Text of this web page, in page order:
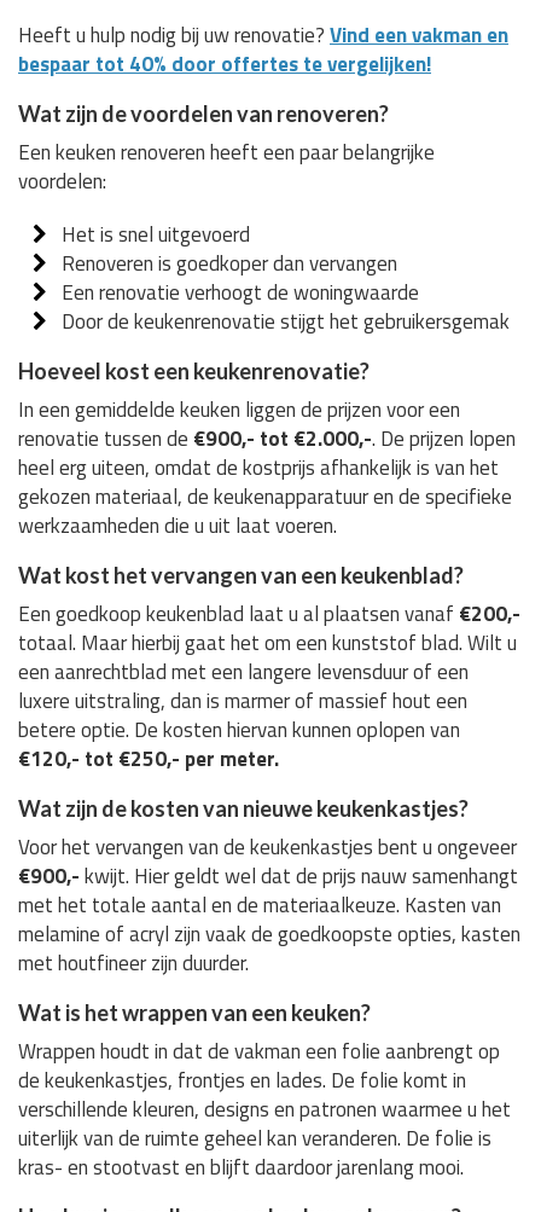
Heeft u hulp nodig bij uw renovatie?Vind een vakman en
bespaar tot 40% door offertes te vergelijken!
Wat zijn de voordelen van renoveren?
Een keuken renoveren heeft een paar belangrijke
voordelen:
Het is snel uitgevoerd
Renoveren is goedkoper dan vervangen
Een renovatie verhoogt de woningwaarde
Door de keukenrenovatie stijgt het gebruikersgemak
Hoeveel kost een keukenrenovatie?
In een gemiddelde keuken liggen de prijzen voor een
renovatie tussen de €900,- tot €2.000,-. De prijzen lopen
heel erg uiteen, omdat de kostprijs afhankelijk is van het
gekozen materiaal, de keukenapparatuur en de specifieke
werkzaamheden die u uit laat voeren.
Wat kost het vervangen van een keukenblad?
Een goedkoop keukenblad laat u al plaatsen vanaf €200,-
totaal. Maar hierbij gaat het om een kunststof blad. Wilt u
een aanrechtblad met een langere levensduur of een
luxere uitstraling, dan is marmer of massief hout een
betere optie. De kosten hiervan kunnen oplopen van
€120,- tot €250,- per meter.
Wat zijn de kosten van nieuwe keukenkastjes?
Voor het vervangen van de keukenkastjes bent u ongeveer
€900,-kwijt. Hier geldt wel dat de prijs nauw samenhangt
met het totale aantal en de materiaalkeuze. Kasten van
melamine of acryl zijn vaak de goedkoopste opties, kasten
met houtfineer zijn duurder.
Wat is het wrappen van een keuken?
Wrappen houdt in dat de vakman een folie aanbrengt op
de keukenkastjes, frontjes en lades. De folie komt in
verschillende kleuren, designs en patronen waarmee u het
uiterlijk van de ruimte geheel kan veranderen. De folie is
kras- en stootvast en blijft daardoor jarenlang mooi.